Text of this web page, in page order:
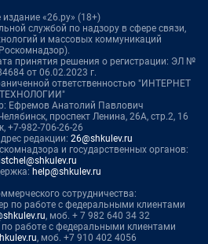
издание «26.ру» (18+)
службой по надзору в сфере связи,
и массовых коммуникаций
принятия решения о регистрации: ЭЛ №
от 06.02.2023 г.
ответственностью "ИНТЕРНЕТ
ТЕХНОЛОГИИ"
Ефремов Анатолий Павлович
проспект Ленина, 26А, стр.2, 16
+7-982-706-26-26
редакции: 26@shkulev.ru
и государственных органов:
help@shkulev.ru
сотрудничества:
по работе с федеральными клиентами
, моб. + 7 982 640 34 32
работе с федеральными клиентами
, моб. +7 910 402 4056